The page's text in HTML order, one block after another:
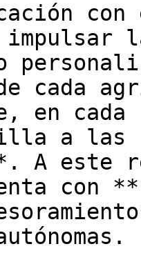
impulsar
cada
en
a las
A este
con